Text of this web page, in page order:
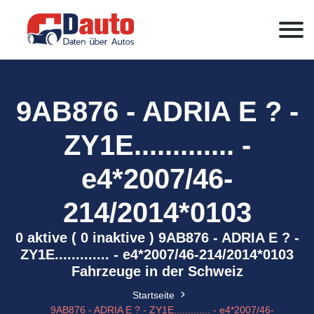
9AB876 - ADRIA E ? -
ZY1E............. -
e4*2007/46-
214/2014*0103
0 aktive ( 0 inaktive ) 9AB876 - ADRIA E ? -
ZY1E............. - e4*2007/46-214/2014*0103
Fahrzeuge in der Schweiz
Startseite
9AB876 - ADRIA E ? - ZY1E............. - e4*2007/46-